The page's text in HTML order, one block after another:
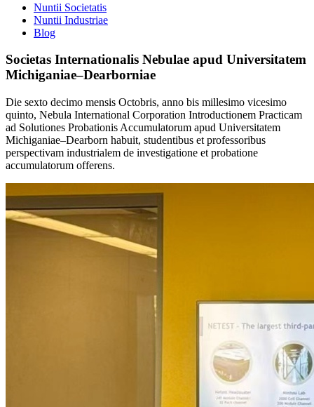
Nuntii Societatis
Nuntii Industriae
Blog
Societas Internationalis Nebulae apud Universitatem
Michiganiae–Dearborniae
Die sexto decimo mensis Octobris, anno bis millesimo vicesimo
quinto, Nebula International Corporation Introductionem Practicam
ad Solutiones Probationis Accumulatorum apud Universitatem
Michiganiae–Dearborn habuit, studentibus et professoribus
perspectivam industrialem de investigatione et probatione
accumulatorum offerens.